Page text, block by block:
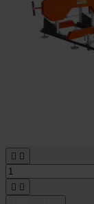
 
 